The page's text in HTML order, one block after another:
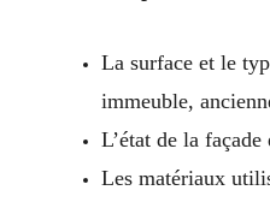
La surface et le
immeuble,
L’état de la
Les matériaux